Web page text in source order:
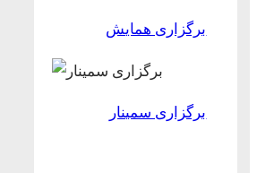
برگزاری همایش
برگزاری سمینار